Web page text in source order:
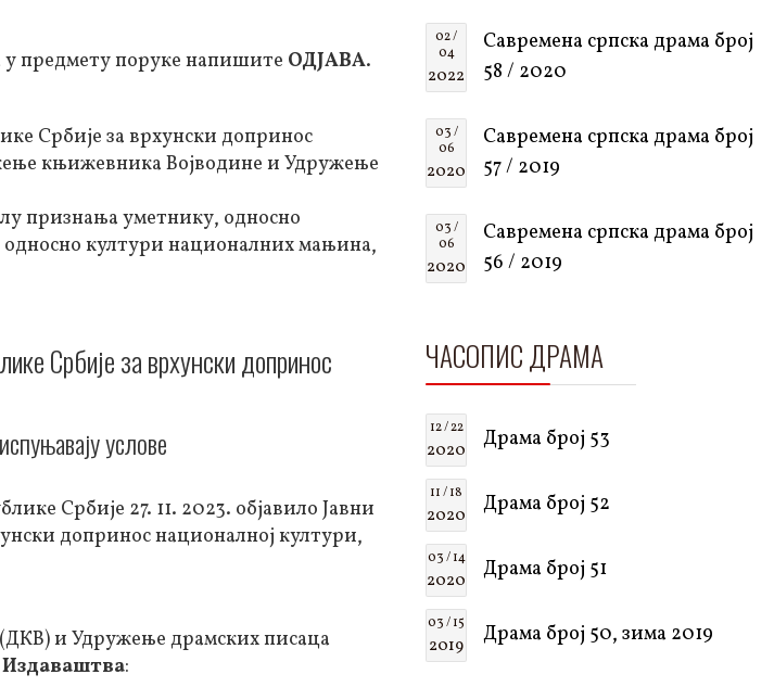
у предмету поруке напишите ОДЈАВА.
Србије за врхунски допринос
књижевника Војводине и Удружење
признања уметнику, односно
култури националних мањина,
Србије за врхунски допринос
услове
Србије 27. 11. 2023. објавило Јавни
допринос националној култури,
и Удружење драмских писаца
Издаваштва:
02 /
04
2022
Савремена српска драма број
58 / 2020
03 /
06
2020
Савремена српска драма број
57 / 2019
03 /
06
2020
Савремена српска драма број
56 / 2019
ЧАСОПИС ДРАМА
12 / 22
2020 Драма број 53
11 / 18
2020 Драма број 52
03 / 14
2020 Драма број 51
03 / 15
2019 Драма број 50, зима 2019